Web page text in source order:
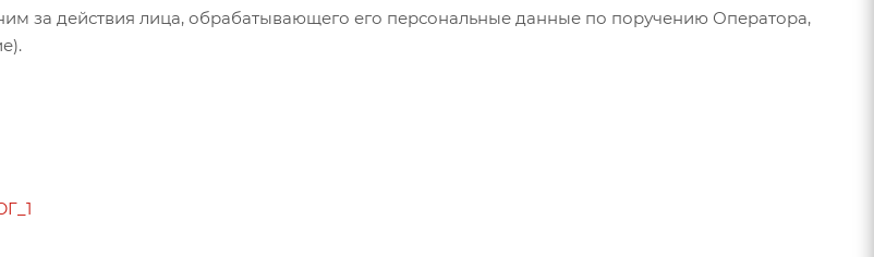
за действия лица, обрабатывающего его персональные данные по поручению Оператора,